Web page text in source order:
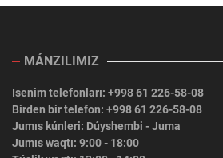
MÁNZILIMIZ
Isenim telefonları: +998 61 226-58-08
Birden bir telefon: +998 61 226-58-08
Jumıs kúnleri: Dúyshembi - Juma
Jumıs waqtı: 9:00 - 18:00